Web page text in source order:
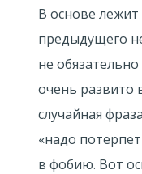
В основе
предыдущего
не
очень развито
случайная
«надо
в фобию. Вот